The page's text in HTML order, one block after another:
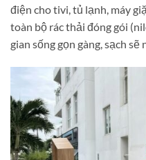
điện cho tivi, tủ lạnh, máy
toàn bộ rác thải đóng gói
gian sống gọn gàng, sạch